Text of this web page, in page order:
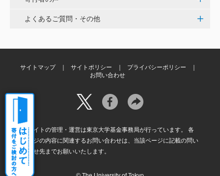
夢や目標を叶えるために本気で挑戦する、イキイキと
ています。 <ひらけ！赤門プロジェクト>
よくあるご質問・その他
サイトマップ サイトポリシー
プライバシーポリシー
お問い合わせ
本サイトの管理・運営は東京大学基金事務局が行っています。 各
ページの内容に関連するお問い合わせは、当該ページに記載の問い
合わせ先までお願いいたします。